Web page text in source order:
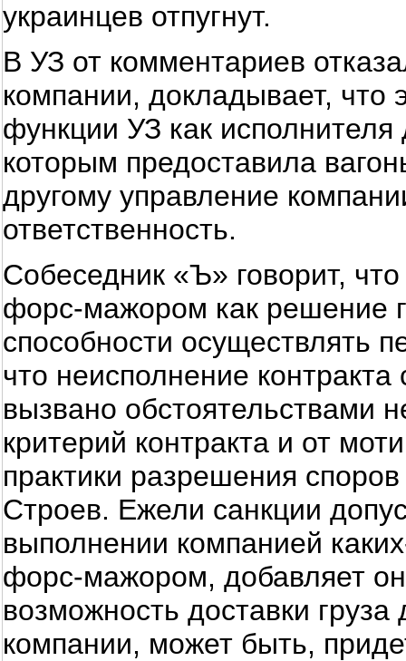
украинцев отпугнут.
В УЗ от комментариев
компании, докладывает, что
функции УЗ как исполнителя
которым предоставила
другому управление
ответственность.
Собеседник «Ъ» говорит,
форс-мажором как решение
способности осуществлять
что неисполнение
вызвано обстоятельствами
критерий контракта и от
практики разрешения
Строев. Ежели санкции
выполнении компанией
форс-мажором, добавляет
возможность доставки
компании, может быть,